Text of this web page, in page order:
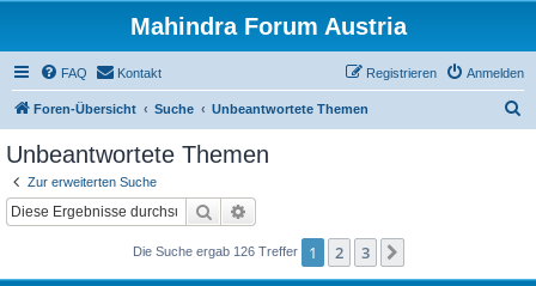
Mahindra Forum Austria
FAQ Kontakt Anmelden
Registrieren
Foren-Übersicht Suche Unbeantwortete Themen
Unbeantwortete Themen
Zur erweiterten Suche
Suche
Die Suche ergab 126 Treffer 1 2 3